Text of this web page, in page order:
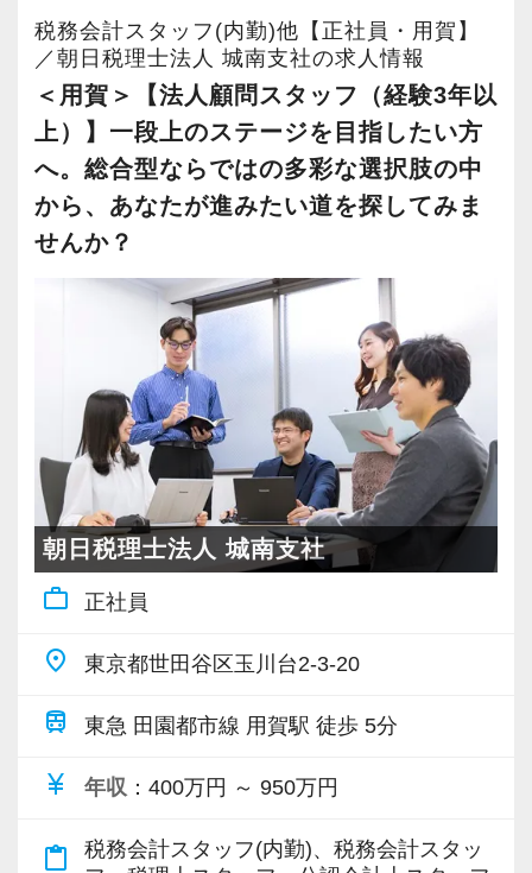
税務だけでは飽きたらない方、経営をしっかり
支援したいと思っている方は、ぜひFASスタッ
フになりましょう！お待ちしています。
└経験年数は目安ですので年収などはお気軽に
ご相談ください！
≪歓迎・優遇条件≫
◎相続税申告の相談窓口の対応経験
◎税理士の資格をお持ちの方
◎資産税の相談会等の対応経験
【キャリアを活かして次のステージへ進め
一般の方を相手に税法の説明を行う必要がある
ため、自分の知識をかみ砕いて説明できる方が
向いています。
日々新しい事案が出てくるので、未知の業務に
も臆せずコツコツ取り組むことが求められま
す。
り、もっとさまざまな事例に手を広げたいと考
アを失うことなく、新しいステージに向かって
【入所後にお任せする仕事内容】
個別の経験やスキルに応じて柔軟に対応いたし
ます。
まずは基本となる下記のような業務をお任せし
ていく予定です。
◎相続対策
◎資産承継・事業承継
◎土地活用・コンサル関係 など
やってみたいことには積極的にチャレンジでき
る社風です。
経験はなくとも手掛けてみたいことがあれば、
ぜひ気軽にご相談ください！
≪モバイルPC・仕事用スマホ貸与！在宅ワーク
なども柔軟に対応≫
働き方改革を推進し、時差出退勤や在宅ワーク
仕事用のモバイルPC、スマートフォンなども貸
してほしいと考えており、夏休みは9連休取得推
方を募集します！
【巡回監査〜決算書作成〜コンサルティングま
で広く担当できます！】
通常の巡回監査〜決算書作成以外に資金調達、
事業承継や経理改善支援といったコンサルティ
ング的な業務も担当していただきます。
当法人の特徴は、スポット案件数が多く大型案
件を担当できること。
特殊な案件の経験も積むことができ、申告業務
以外のことも広く手掛けられる環境です。
どの分野にもその道のプロフェッショナルが複
数いるので、着実に力を付けていただけます。
【求める人物像】
巡回監査〜決算書作成まで一通りの税法の知識
を持ってクライアント対応できる方が希望で
コミュニケーション能力が高い方、大歓迎。
≪応募条件≫
◎会計・税務の経験5年以上
≪歓迎・優遇条件≫
税務会計スタッフ(内勤)他【正社員・用賀】
／朝日税理士法人 城南支社の求人情報
＜用賀＞【法人顧問スタッフ（経験3年以
上）】一段上のステージを目指したい方
へ。総合型ならではの多彩な選択肢の中
から、あなたが進みたい道を探してみま
せんか？
朝日税理士法人 城南支社
work_outline 正社員
place 東京都世田谷区玉川台2-3-20
train 東急 田園都市線 用賀駅 徒歩 5分
currency_yen 年収 ：400万円 ～ 950万円
content_paste
税務会計スタッフ(内勤)、税務会計スタッ